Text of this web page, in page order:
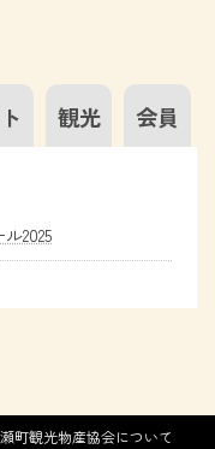
観光 会員
2025
町観光物産協会について